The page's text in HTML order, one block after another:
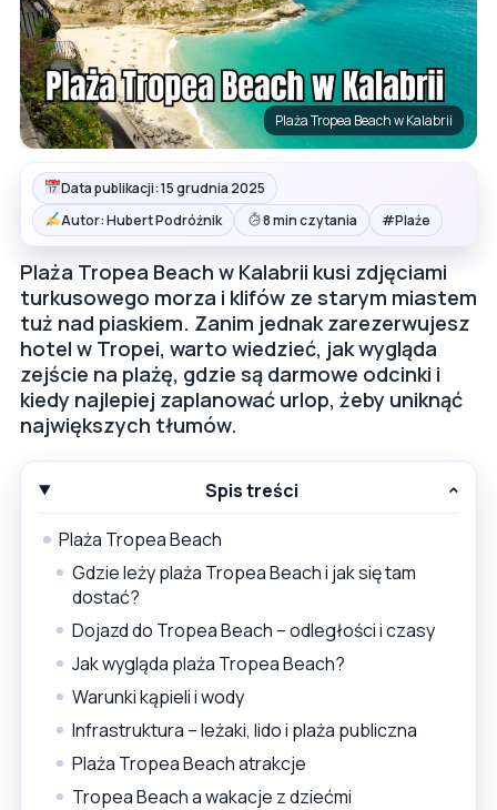
Plaża Tropea Beach w Kalabrii
Data publikacji: 15 grudnia 2025
Autor: Hubert Podróżnik
8 min czytania #Plaże
Plaża Tropea Beach w Kalabrii kusi zdjęciami
turkusowego morza i klifów ze starym miastem
tuż nad piaskiem. Zanim jednak zarezerwujesz
hotel w Tropei, warto wiedzieć, jak wygląda
zejście na plażę, gdzie są darmowe odcinki i
kiedy najlepiej zaplanować urlop, żeby uniknąć
największych tłumów.
Spis treści
Plaża Tropea Beach
Gdzie leży plaża Tropea Beach i jak się tam
dostać?
Dojazd do Tropea Beach – odległości i czasy
Jak wygląda plaża Tropea Beach?
Warunki kąpieli i wody
Infrastruktura – leżaki, lido i plaża publiczna
Plaża Tropea Beach atrakcje
Tropea Beach a wakacje z dziećmi